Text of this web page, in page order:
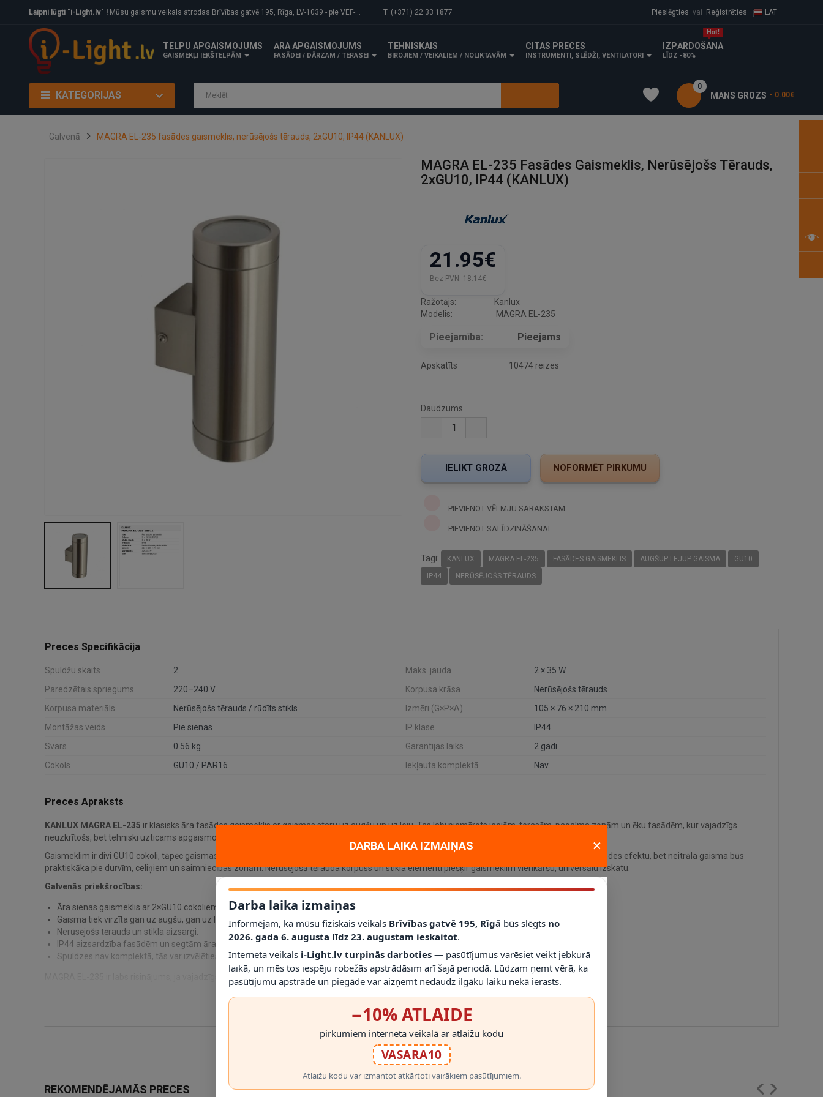
Laipni lūgti "i-Light.lv" ! Mūsu gaismu veikals atrodas Brīvības gatvē 195, Rīga, LV-1039 - pie VEF-Gaisa tilta. T. (+371) 22 33 1877 Pieslēgties vai Reģistrēties LAT
TELPU APGAISMOJUMS
GAISMEKĻI IEKŠTELPĀM
ĀRA APGAISMOJUMS
FASĀDEI / DĀRZAM / TERASEI
TEHNISKAIS
BIROJIEM / VEIKALIEM / NOLIKTAVĀM
CITAS PRECES
INSTRUMENTI, SLĒDŽI, VENTILATORI
IZPĀRDOŠANA
LĪDZ -80%
KATEGORIJAS MANS GROZS
0
- 0.00€
Galvenā MAGRA EL-235 fasādes gaismeklis, nerūsējošs tērauds, 2xGU10, IP44 (KANLUX)
MAGRA EL-235 Fasādes Gaismeklis, Nerūsējošs Tērauds,
2xGU10, IP44 (KANLUX)
21.95€
Bez PVN: 18.14€
Ražotājs:
Kanlux
Modelis:
MAGRA EL-235
Pieejamība: Pieejams
Apskatīts 10474 reizes
Daudzums
PIEVIENOT VĒLMJU SARAKSTAM
PIEVIENOT SALĪDZINĀŠANAI
Tagi: KANLUX MAGRA EL-235 FASĀDES GAISMEKLIS AUGŠUP LEJUP GAISMA
GU10
IP44
NERŪSĒJOŠS TĒRAUDS
Preces Specifikācija
Spuldžu skaits 2 Maks. jauda
2 × 35 W
Paredzētais spriegums
220–240 V Korpusa krāsa
Nerūsējošs tērauds
Korpusa materiāls
Nerūsējošs tērauds / rūdīts stikls Izmēri (G×P×A)
105 × 76 × 210 mm
Montāžas veids
Pie sienas IP klase
IP44
Svars
0.56 kg Garantijas laiks
2 gadi
Cokols
GU10 / PAR16 Iekļauta komplektā Nav
Preces Apraksts
KANLUX MAGRA EL-235 ir klasisks āra fasādes gaismeklis ar gaismas staru uz augšu un uz leju. Tas labi piemērots ieejām, terasēm, pagalma zonām un ēku fasādēm, kur vajadzīgs
neuzkrītošs, bet tehniski uzticams apgaismojums.
Gaismeklim ir divi GU10 cokoli, tāpēc gaismas spilgtumu un toni var pielāgot ar izvēlētajām LED spuldzēm. Silti balta gaisma radīs dekoratīvāku fasādes efektu, bet neitrāla gaisma būs
praktiskāka pie durvīm, celiņiem un saimniecības zonām. Nerūsējošā tērauda korpuss un stikla elementi piešķir gaismeklim vienkāršu, universālu izskatu.
Galvenās priekšrocības:
Āra sienas gaismeklis ar 2×GU10 cokoliem, līdz 2×35W.
Gaisma tiek virzīta gan uz augšu, gan uz leju.
Nerūsējošs tērauds un stikla aizsargi.
IP44 aizsardzība fasādēm un segtām āra zonām.
Spuldzes nav komplektā, tās var izvēlēties atsevišķi.
MAGRA EL-235 ir labs risinājums, ja vajadzīgs izturīgs fasādes gaismeklis ar viegli nomaināmām GU10 spuldzēm.
REKOMENDĒJAMĀS PRECES IETEIKTIE PRODUKTI
DARBA LAIKA IZMAIŅAS ×
Darba laika izmaiņas
Informējam, ka mūsu fiziskais veikals Brīvības gatvē 195, Rīgā būs slēgts no
2026. gada 6. augusta līdz 23. augustam ieskaitot.
Interneta veikals i-Light.lv turpinās darboties — pasūtījumus varēsiet veikt jebkurā
laikā, un mēs tos iespēju robežās apstrādāsim arī šajā periodā. Lūdzam ņemt vērā, ka
pasūtījumu apstrāde un piegāde var aizņemt nedaudz ilgāku laiku nekā ierasts.
−10% ATLAIDE
pirkumiem interneta veikalā ar atlaižu kodu
VASARA10
Atlaižu kodu var izmantot atkārtoti vairākiem pasūtījumiem.